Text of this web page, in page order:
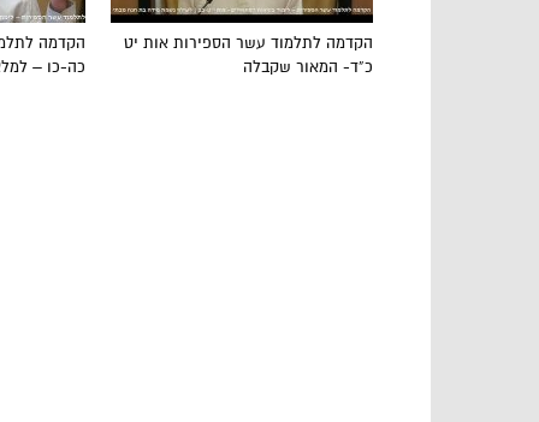
הקדמה
כה-כו –
הקדמה לתלמוד עשר הספירות אות יט
כ”ד- המאור שקבלה